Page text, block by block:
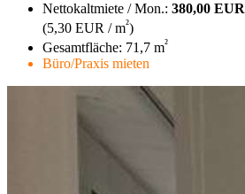
Nettokaltmiete / Mon.: 380,00 EUR
(5,30 EUR / m²)
Gesamtfläche: 71,7 m²
Büro/Praxis mieten